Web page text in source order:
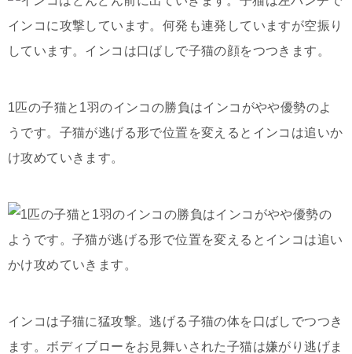
1匹の子猫と1羽のインコの勝負はインコがやや優勢のよ
うです。子猫が逃げる形で位置を変えるとインコは追いか
け攻めていきます。
インコは子猫に猛攻撃。逃げる子猫の体を口ばしでつつき
ます。ボディブローをお見舞いされた子猫は嫌がり逃げま